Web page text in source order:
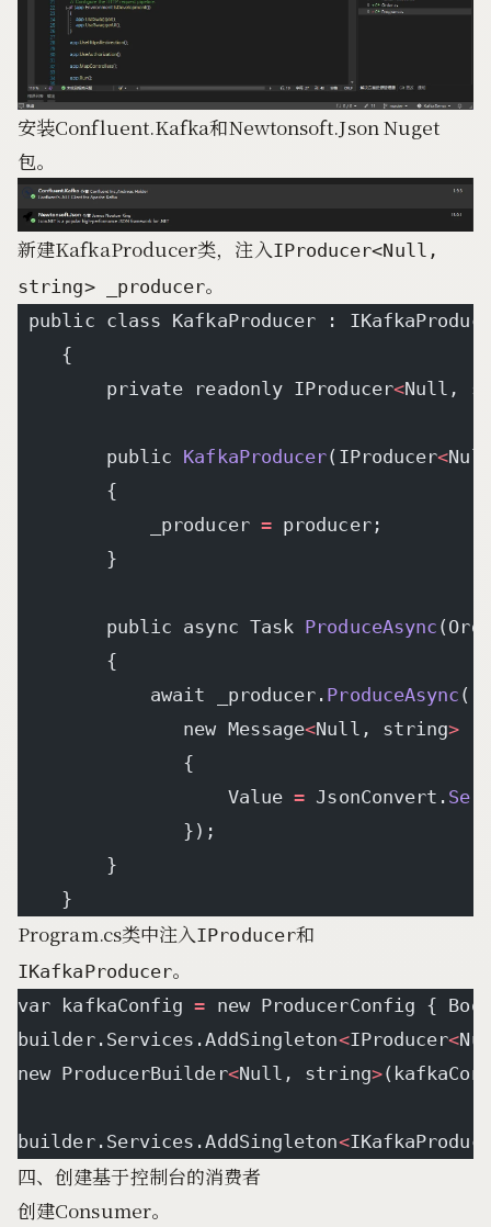
安装Confluent.Kafka和Newtonsoft.Json Nuget
包。
新建KafkaProducer类，注入IProducer<Null,
string> _producer。
public class KafkaProducer :
    {
        private readonly IProducer
<Null,
        public
KafkaProducer(IProducer<
        {
            _producer
= producer;
        }
        public async Task
ProduceAsync
        {
            await _producer.
ProduceAsync (
               new Message
<Null, string>
               {
                   Value
= JsonConvert.
               });
        }
    }
Program.cs类中注入IProducer和
IKafkaProducer。
var kafkaConfig = new ProducerConfig {
builder.Services.AddSingleton<IProducer<
new ProducerBuilder<Null, string>
builder.Services.AddSingleton<
四、创建基于控制台的消费者
创建Consumer。